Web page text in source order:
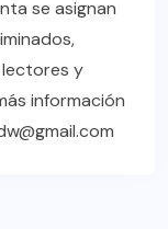
se asignan
y
información